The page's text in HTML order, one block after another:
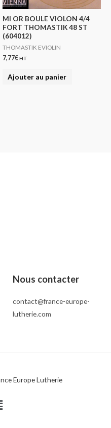
MI OR BOULE VIOLON 4/4
FORT THOMASTIK 48 ST
(604012)
THOMASTIK EVIOLIN
7,77€HT
Ajouter au panier
Nous contacter
contact@france-europe-
lutherie.com
Europe Lutherie